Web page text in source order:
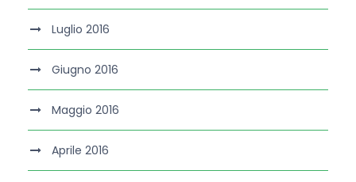
Luglio 2016
Giugno 2016
Maggio 2016
Aprile 2016